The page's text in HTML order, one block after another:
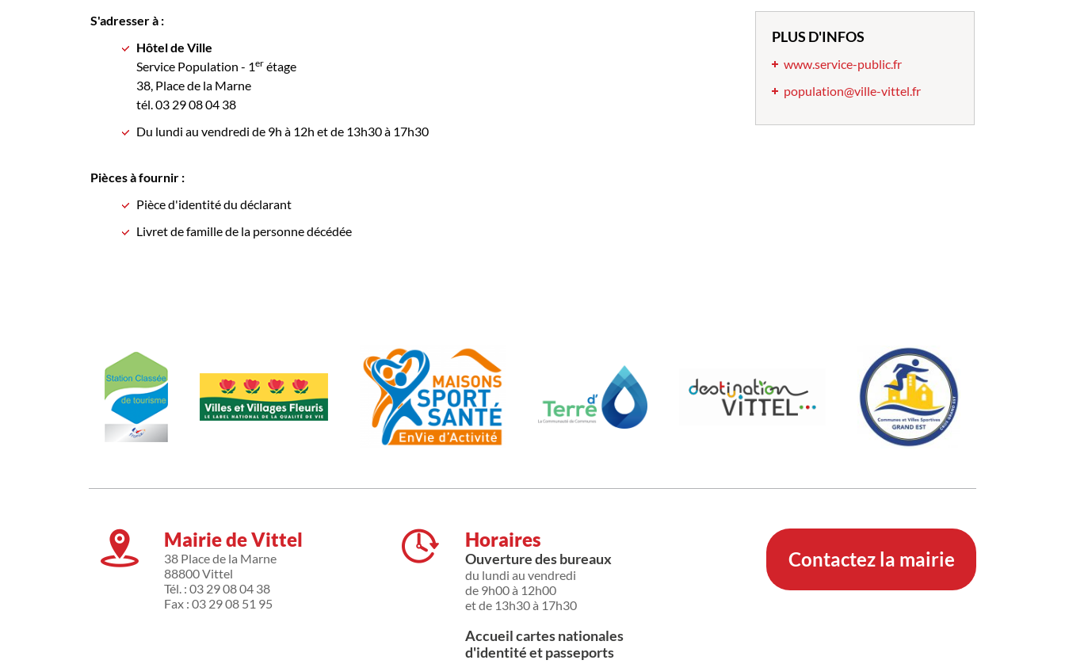
S'adresser à :
Hôtel de Ville
Service Population - 1er étage
38, Place de la Marne
tél. 03 29 08 04 38
Du lundi au vendredi de 9h à 12h et de 13h30 à 17h30
Pièces à fournir :
Pièce d'identité du déclarant
Livret de famille de la personne décédée
PLUS D'INFOS
www.service-public.fr
population@ville-vittel.fr
Mairie de Vittel
38 Place de la Marne
88800 Vittel
Tél. : 03 29 08 04 38
Fax : 03 29 08 51 95
Horaires
Ouverture des bureaux
du lundi au vendredi
de 9h00 à 12h00
et de 13h30 à 17h30
Accueil cartes nationales
d'identité et passeports
Contactez la mairie